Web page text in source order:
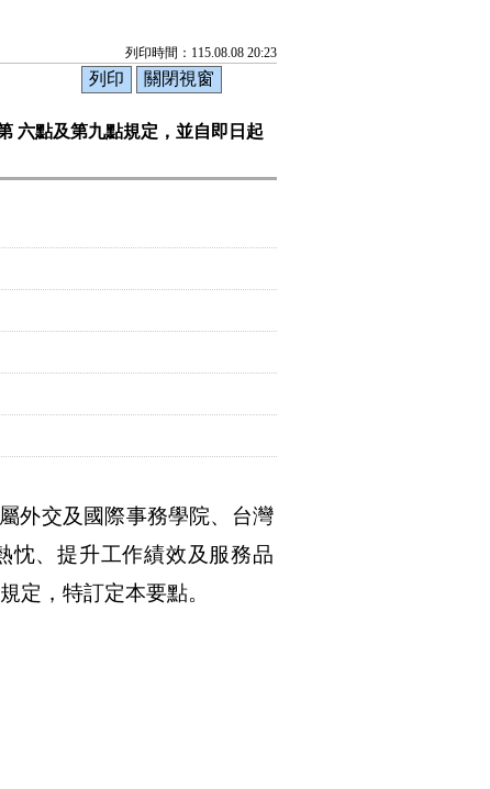
列印時間：115.08.08 20:23
六點及第九點規定，並自即日起
外交及國際事務學院、台灣
忱、提升工作績效及服務品
定，特訂定本要點。